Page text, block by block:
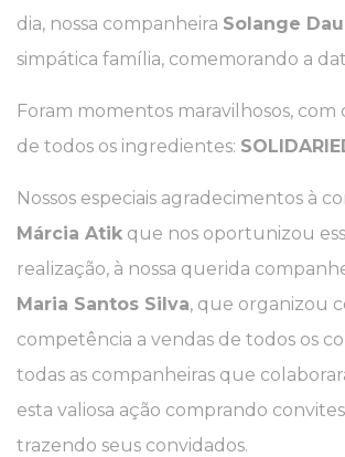
dia, nossa companheira Solange
simpática família, comemorando a
Foram momentos maravilhosos, com
de todos os ingredientes:
Nossos especiais agradecimentos à
Márcia Atik que nos oportunizou
realização, à nossa querida
Maria Santos Silva, que organizou
competência a vendas de todos os
todas as companheiras que
esta valiosa ação comprando
trazendo seus convidados.